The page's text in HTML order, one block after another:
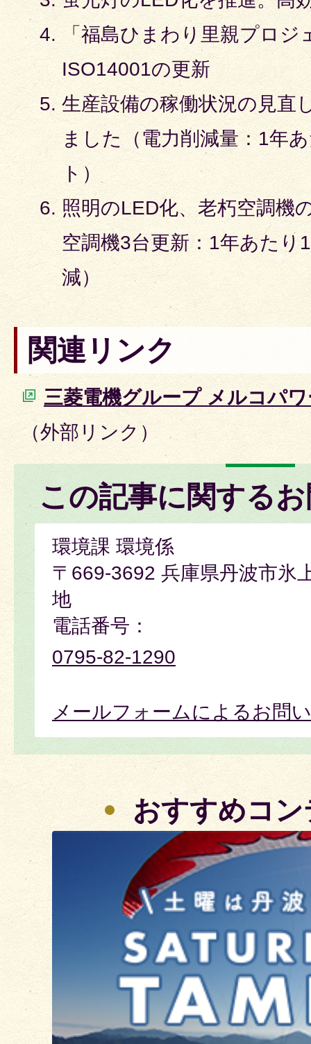
「福島ひまわり里親プロ
ISO14001の更新
生産設備の稼働状況の見直
ました（電力削減量：1年
ト）
照明のLED化、老朽空調機
空調機3台更新：1年あたり
減）
関連リンク
三菱電機グループ メルコパ
（外部リンク）
この記事に関する
環境課 環境係
〒669-3692 兵庫県丹波市氷
地
電話番号：
0795-82-1290
メールフォームによるお問
おすすめコ
ラ